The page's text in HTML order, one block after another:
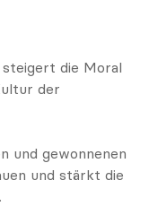
die Moral
der
und gewonnenen
und stärkt die